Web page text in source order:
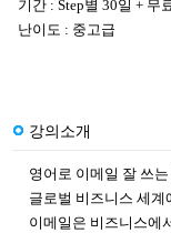
기간 : Step별 30일 + 무
난이도 : 중고급
강의소개
영어로 이메일 잘 쓰
글로벌 비즈니스 세계
이메일은 비즈니스에